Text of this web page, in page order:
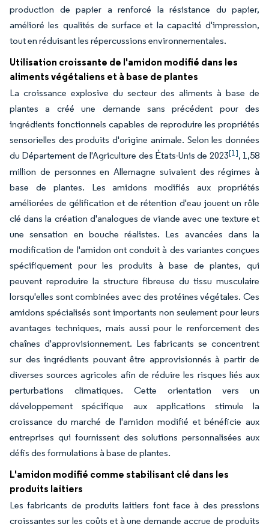
production de papier a renforcé la résistance du papier,
amélioré les qualités de surface et la capacité d'impression,
tout en réduisant les répercussions environnementales.
Utilisation croissante de l'amidon modifié dans les
aliments végétaliens et à base de plantes
La croissance explosive du secteur des aliments à base de
plantes a créé une demande sans précédent pour des
ingrédients fonctionnels capables de reproduire les propriétés
sensorielles des produits d'origine animale. Selon les données
du Département de l'Agriculture des États-Unis de 2023[1], 1,58
million de personnes en Allemagne suivaient des régimes à
base de plantes. Les amidons modifiés aux propriétés
améliorées de gélification et de rétention d'eau jouent un rôle
clé dans la création d'analogues de viande avec une texture et
une sensation en bouche réalistes. Les avancées dans la
modification de l'amidon ont conduit à des variantes conçues
spécifiquement pour les produits à base de plantes, qui
peuvent reproduire la structure fibreuse du tissu musculaire
lorsqu'elles sont combinées avec des protéines végétales. Ces
amidons spécialisés sont importants non seulement pour leurs
avantages techniques, mais aussi pour le renforcement des
chaînes d'approvisionnement. Les fabricants se concentrent
sur des ingrédients pouvant être approvisionnés à partir de
diverses sources agricoles afin de réduire les risques liés aux
perturbations climatiques. Cette orientation vers un
développement spécifique aux applications stimule la
croissance du marché de l'amidon modifié et bénéficie aux
entreprises qui fournissent des solutions personnalisées aux
défis des formulations à base de plantes.
L'amidon modifié comme stabilisant clé dans les
produits laitiers
Les fabricants de produits laitiers font face à des pressions
croissantes sur les coûts et à une demande accrue de produits